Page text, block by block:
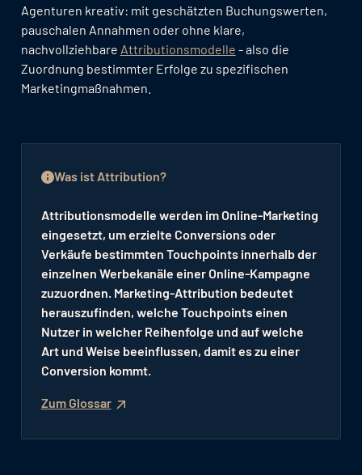
Agenturen kreativ: mit geschätzten Buchungswerten,
pauschalen Annahmen oder ohne klare,
nachvollziehbare Attributionsmodelle - also die
Zuordnung bestimmter Erfolge zu spezifischen
Marketingmaßnahmen.
Was ist Attribution?
Attributionsmodelle werden im Online-Marketing
eingesetzt, um erzielte Conversions oder
Verkäufe bestimmten Touchpoints innerhalb der
einzelnen Werbekanäle einer Online-Kampagne
zuzuordnen. Marketing-Attribution bedeutet
herauszufinden, welche Touchpoints einen
Nutzer in welcher Reihenfolge und auf welche
Art und Weise beeinflussen, damit es zu einer
Conversion kommt.
Zum Glossar